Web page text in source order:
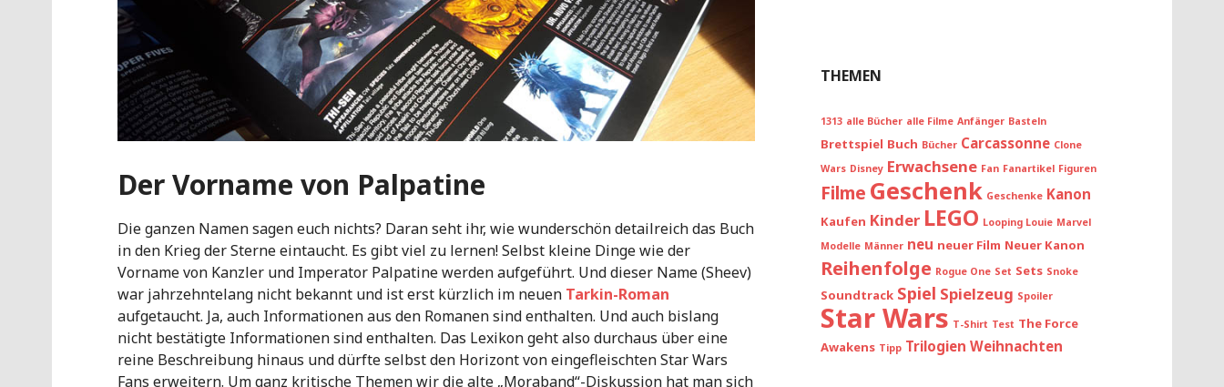
Der Vorname von Palpatine
Die ganzen Namen sagen euch nichts? Daran seht ihr, wie wunderschön detailreich das Buch
in den Krieg der Sterne eintaucht. Es gibt viel zu lernen! Selbst kleine Dinge wie der
Vorname von Kanzler und Imperator Palpatine werden aufgeführt. Und dieser Name (Sheev)
war jahrzehntelang nicht bekannt und ist erst kürzlich im neuen Tarkin-Roman
aufgetaucht. Ja, auch Informationen aus den Romanen sind enthalten. Und auch bislang
nicht bestätigte Informationen sind enthalten. Das Lexikon geht also durchaus über eine
reine Beschreibung hinaus und dürfte selbst den Horizont von eingefleischten Star Wars
Fans erweitern. Um ganz kritische Themen wir die alte „Moraband“-Diskussion hat man sich
THEMEN
1313 alle Bücher alle Filme Anfänger Basteln
Brettspiel Buch Bücher Carcassonne Clone
Wars Disney Erwachsene Fan Fanartikel Figuren
Filme Geschenk Geschenke Kanon
Kaufen Kinder LEGO Looping Louie Marvel
Modelle Männer neu neuer Film Neuer Kanon
Reihenfolge Rogue One Set Sets Snoke
Soundtrack Spiel Spielzeug Spoiler
Star Wars T-Shirt Test The Force
Awakens Tipp Trilogien Weihnachten